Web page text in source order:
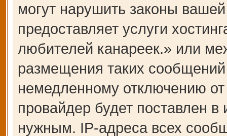
могут нарушить законы
предоставляет услуги
любителей канареек.» или
размещения таких
немедленному отключению
провайдер будет поставлен
нужным. IP-адреса всех